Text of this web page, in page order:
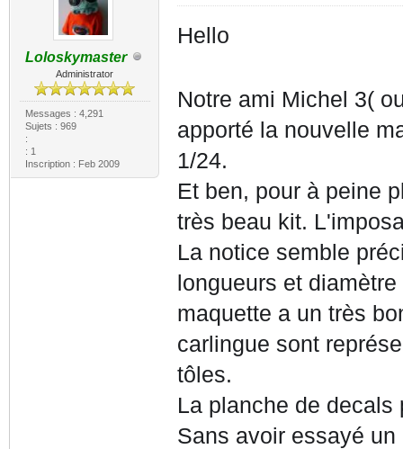
Loloskymaster
Administrator
Messages : 4,291
Sujets : 969
:
: 1
Inscription : Feb 2009
Hello
Notre ami Michel 3(
apporté la nouvelle
1/24.
Et ben, pour à peine
très beau kit.
La notice semble
longueurs et
maquette a un très
carlingue sont r
tôles.
La planche de
Sans avoir essayé